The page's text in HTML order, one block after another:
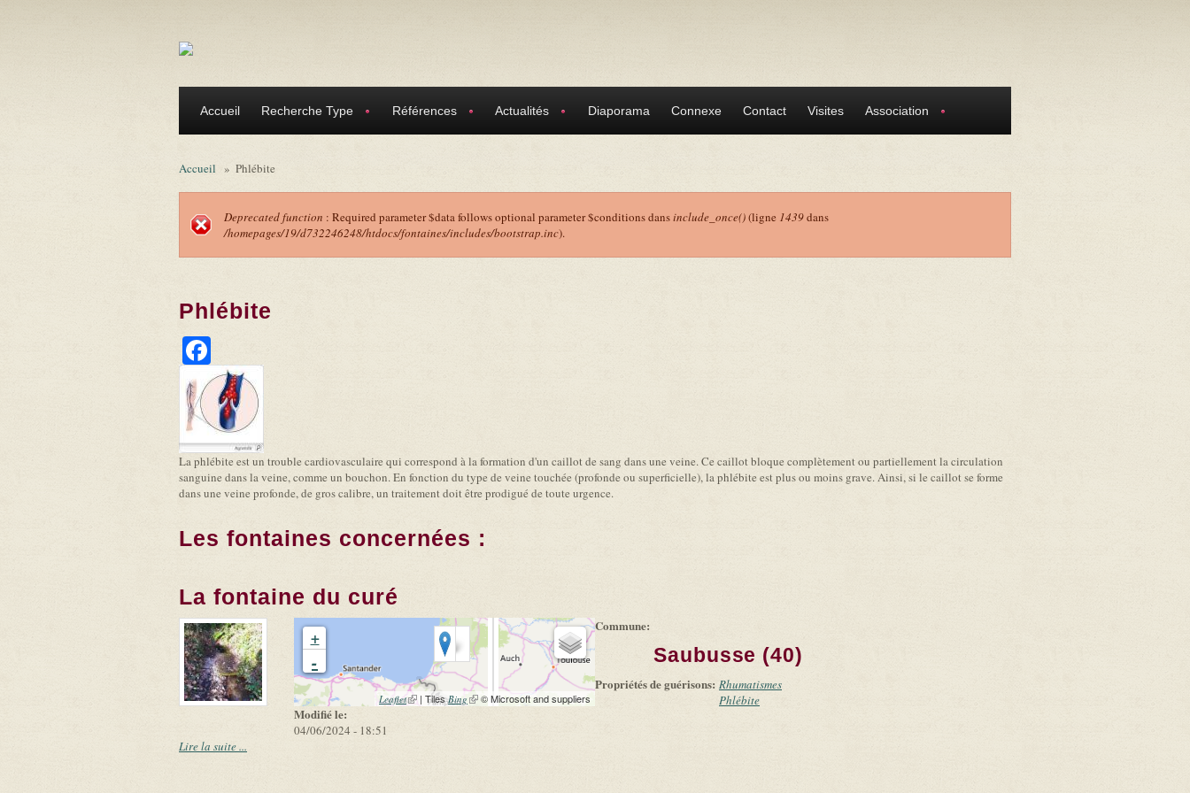
Accueil Recherche Type Références Actualités Diaporama Connexe Contact Visites Association
Accueil » Phlébite
Message d'erreur
Deprecated function : Required parameter $data follows optional parameter $conditions dansinclude_once()(ligne 1439dans
/homepages/19/d732246248/htdocs/fontaines/includes/bootstrap.inc).
Phlébite
La phlébite est un trouble cardiovasculaire qui correspond à la formation d'un caillot de sang dans une veine. Ce caillot bloque complètement ou partiellement la circulation
sanguine dans la veine, comme un bouchon. En fonction du type de veine touchée (profonde ou superficielle), la phlébite est plus ou moins grave. Ainsi, si le caillot se forme
dans une veine profonde, de gros calibre, un traitement doit être prodigué de toute urgence.
Les fontaines concernées :
La fontaine du curé
+
-
Leaflet(link is external)
| TilesBing (link is external)
© Microsoft and suppliers
Modifié le:
04/06/2024 - 18:51
Commune:
Saubusse (40)
Propriétés de guérisons: Rhumatismes
Phlébite
Lire la suite ...